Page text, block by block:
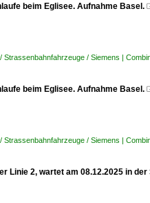
beim Eglisee. Aufnahme Basel.
Strassenbahnfahrzeuge / Siemens |
beim Eglisee. Aufnahme Basel.
Strassenbahnfahrzeuge / Siemens |
Linie 2, wartet am 08.12.2025 in